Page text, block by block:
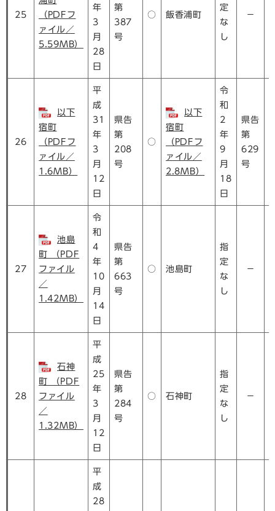
25
（PDFフ
ァイル／
5.59MB）
年
3
月
28
日
第
387
号
○ 飯香浦町
定
な
し
－
26
以下
宿町
（PDFフ
ァイル／
1.6MB）
平
成
31
年
3
月
12
日
県告
第
208
号
○
以下
宿町
（PDFフ
ァイル／
2.8MB）
令
和
2
年
9
月
18
日
県告
第
629
号
27
池島
町 （PDF
ファイル
／
1.42MB）
令
和
4
年
10
月
14
日
県告
第
663
号
○ 池島町
指
定
な
し
－
28
石神
町 （PDF
ファイル
／
1.32MB）
平
成
25
年
3
月
12
日
県告
第
284
号
○ 石神町
指
定
な
し
－
平
成
28